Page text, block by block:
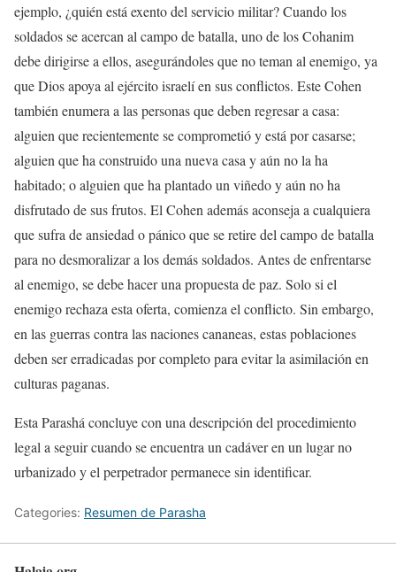
ejemplo, ¿quién está exento del servicio militar? Cuando los
soldados se acercan al campo de batalla, uno de los Cohanim
debe dirigirse a ellos, asegurándoles que no teman al enemigo, ya
que Dios apoya al ejército israelí en sus conflictos. Este Cohen
también enumera a las personas que deben regresar a casa:
alguien que recientemente se comprometió y está por casarse;
alguien que ha construido una nueva casa y aún no la ha
habitado; o alguien que ha plantado un viñedo y aún no ha
disfrutado de sus frutos. El Cohen además aconseja a cualquiera
que sufra de ansiedad o pánico que se retire del campo de batalla
para no desmoralizar a los demás soldados. Antes de enfrentarse
al enemigo, se debe hacer una propuesta de paz. Solo si el
enemigo rechaza esta oferta, comienza el conflicto. Sin embargo,
en las guerras contra las naciones cananeas, estas poblaciones
deben ser erradicadas por completo para evitar la asimilación en
culturas paganas.
Esta Parashá concluye con una descripción del procedimiento
legal a seguir cuando se encuentra un cadáver en un lugar no
urbanizado y el perpetrador permanece sin identificar.
Categories: Resumen de Parasha